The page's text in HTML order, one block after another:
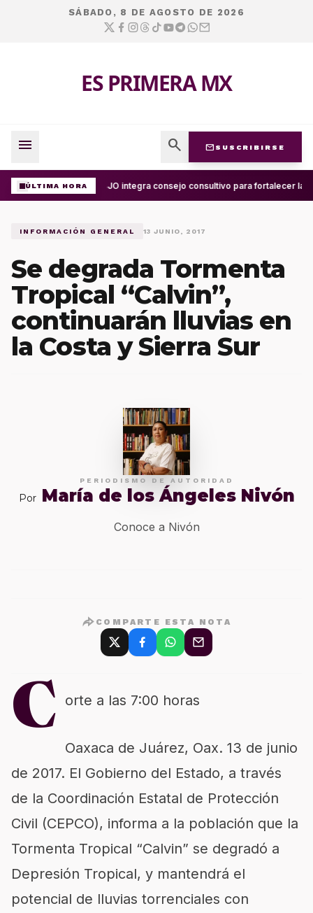
SÁBADO, 8 DE AGOSTO DE 2026
ES PRIMERA MX
menu search mail SUSCRIBIRSE
ÚLTIMA HORA UABJO integra consejo consultivo para fortalecer la
INFORMACIÓN GENERAL 13 JUNIO, 2017
Se degrada Tormenta
Tropical “Calvin”,
continuarán lluvias en
la Costa y Sierra Sur
PERIODISMO DE AUTORIDAD
Por María de los Ángeles Nivón
Conoce a Nivón
COMPARTE ESTA NOTA
C orte a las 7:00 horas
Oaxaca de Juárez, Oax. 13 de junio
de 2017. El Gobierno del Estado, a través
de la Coordinación Estatal de Protección
Civil (CEPCO), informa a la población que la
Tormenta Tropical “Calvin” se degradó a
Depresión Tropical, y mantendrá el
potencial de lluvias torrenciales con